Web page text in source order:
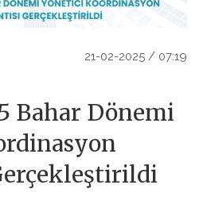
21-02-2025 / 07:19
Bahar Dönemi